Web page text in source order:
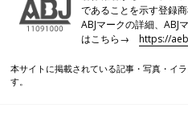
であることを示す登録
ABJマークの詳細、ABJ
はこちら→https://
本サイトに掲載されている記事・写真・イ
す。